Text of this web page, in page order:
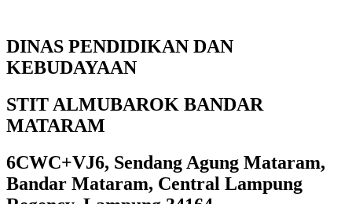
DINAS PENDIDIKAN DAN
KEBUDAYAAN
STIT ALMUBAROK BANDAR
MATARAM
6CWC+VJ6, Sendang Agung Mataram,
Bandar Mataram, Central Lampung